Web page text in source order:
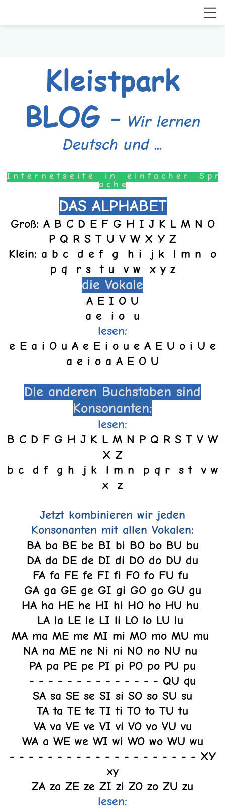
Kleistpark
BLOG- Wir lernen
Deutsch und ...
I n t e r n e t s e i t e i n e i n f a c h e r S p r
a c h e
DAS ALPHABET
Groß: A B C D E F G H I J K L M N O
P Q R S T U V W X Y Z
Klein: a b c d e f g h i j k l m n o
p q r s t u v w x y z
die Vokale
A E I O U
a e i o u
lesen:
e E a i O u A e E i o u e A E U o i U e
a e i o a A E O U
Die anderen Buchstaben sind
Konsonanten:
lesen:
B C D F G H J K L M N P Q R S T V W
X Z
b c d f g h j k l m n p q r s t v w
x z
Jetzt kombinieren wir jeden
Konsonanten mit allen Vokalen:
BA ba BE be BI bi BO bo BU bu
DA da DE de DI di DO do DU du
FA fa FE fe FI fi FO fo FU fu
GA ga GE ge GI gi GO go GU gu
HA ha HE he HI hi HO ho HU hu
LA la LE le LI li LO lo LU lu
MA ma ME me MI mi MO mo MU mu
NA na ME ne Ni ni NO no NU nu
PA pa PE pe PI pi PO po PU pu
- - - - - - - - - - - - - - QU qu
SA sa SE se SI si SO so SU su
TA ta TE te TI ti TO to TU tu
VA va VE ve VI vi VO vo VU vu
WA a WE we WI wi WO wo WU wu
- - - - - - - - - - - - - - - - - - - - XY
xy
ZA za ZE ze ZI zi ZO zo ZU zu
lesen: